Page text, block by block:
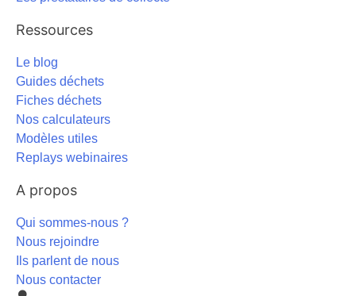
Ressources
Le blog
Guides déchets
Fiches déchets
Nos calculateurs
Modèles utiles
Replays webinaires
A propos
Qui sommes-nous ?
Nous rejoindre
Ils parlent de nous
Nous contacter